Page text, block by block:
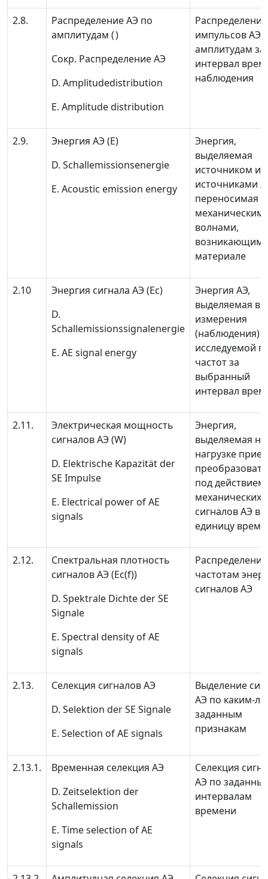
2.8.
Распределение АЭ по
амплитудам ()
Сокр. Распределение АЭ
D. Amplitudedistribution
E. Amplitude distribution
Распределение
импульсов АЭ
амплитудам за
интервал
наблюдения
2.9. Энергия АЭ(Е)
D. Schallemissionsenergie
E. Acoustic emission energy
Энергия,
выделяемая
источником
источниками
переносимая
волнами,
материале
2.10 Энергия сигнала АЭ(Eс)
D.
Schallemissionssignalenergie
E. AE signal energy
Энергия АЭ,
выделяемая в
измерения
(наблюдения)
исследуемой
частот за
выбранный
интервал
2.11.
Электрическая мощность
сигналов АЭ(W)
D. Elektrische Kapazitätder
SE Impulse
E. Electrical power of AE
signals
Энергия,
выделяемая на
нагрузке
под действием
механических
сигналов АЭ в
единицу
2.12.
Спектральная плотность
сигналов АЭ(Eс(f))
D. Spektrale Dichte der SE
Signale
E. Spectral density of AE
signals
частотам
сигналов АЭ
2.13.
Селекция сигналов АЭ
D. Selektion der SE Signale
E. Selection of AE signals
Выделение
АЭ по каким-
заданным
признакам
2.13.1.
Временная селекция АЭ
D. Zeitselektion der
Schallemission
E. Time selection of AE
signals
Селекция
АЭ по
интервалам
времени